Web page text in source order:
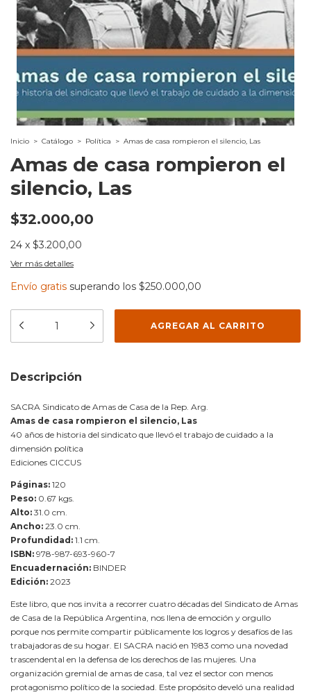
Inicio > Catálogo > Política > Amas de casa rompieron el silencio, Las
Amas de casa rompieron el
silencio, Las
$32.000,00
24 x $3.200,00
Ver más detalles
Envío gratis superando los $250.000,00
Descripción
SACRA Sindicato de Amas de Casa de la Rep. Arg.
Amas de casa rompieron el silencio, Las
40 años de historia del sindicato que llevó el trabajo de cuidado a la
dimensión política
Ediciones CICCUS
Páginas: 120
Peso: 0.67 kgs.
Alto: 31.0 cm.
Ancho: 23.0 cm.
Profundidad: 1.1 cm.
ISBN: 978-987-693-960-7
Encuadernación: BINDER
Edición: 2023
Este libro, que nos invita a recorrer cuatro décadas del Sindicato de Amas
de Casa de la República Argentina, nos llena de emoción y orgullo
porque nos permite compartir públicamente los logros y desafíos de las
trabajadoras de su hogar. El SACRA nació en 1983 como una novedad
trascendental en la defensa de los derechos de las mujeres. Una
organización gremial de amas de casa, tal vez el sector con menos
protagonismo político de la sociedad. Este propósito develó una realidad